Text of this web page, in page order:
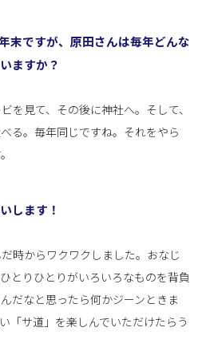
末ですが、原田さんは毎年どんな
ますか？
を見て、その後に神社へ。そして、
る。毎年同じですね。それをやら
します！
時からワクワクしました。おなじ
とりひとりがいろいろなものを背負
だなと思ったら何かジーンときま
「サ道」を楽しんでいただけたらう